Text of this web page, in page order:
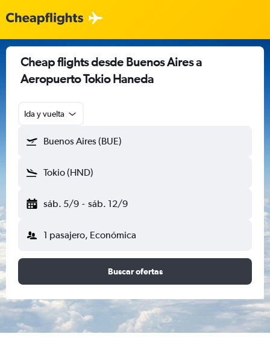
Cheap flights desde Buenos Aires a
Aeropuerto Tokio Haneda
Ida y vuelta
Buenos Aires (BUE)
Tokio (HND)
sáb. 5/9 - sáb. 12/9
1 pasajero, Económica
Buscar ofertas